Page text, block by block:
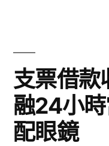
支票借款
融24小
配眼鏡